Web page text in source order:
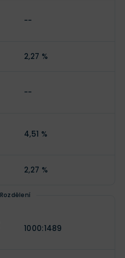
--
2,27 %
--
4,51 %
2,27 %
Rozdělení
1000:1489